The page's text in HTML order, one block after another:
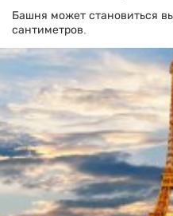
Башня может становиться
сантиметров.